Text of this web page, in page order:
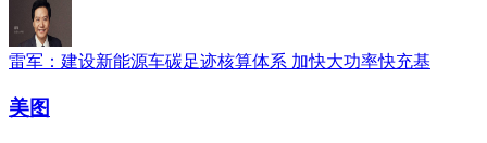
雷军：建设新能源车碳足迹核算体系 加快大功率快充基
美图